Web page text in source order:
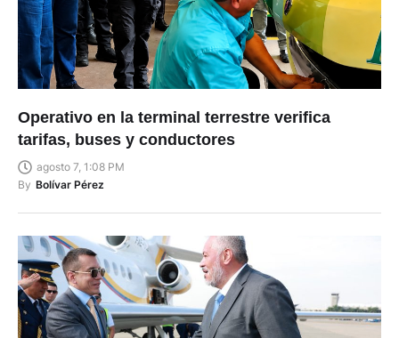
Operativo en la terminal terrestre verifica
tarifas, buses y conductores
agosto 7, 1:08 PM
By Bolívar Pérez